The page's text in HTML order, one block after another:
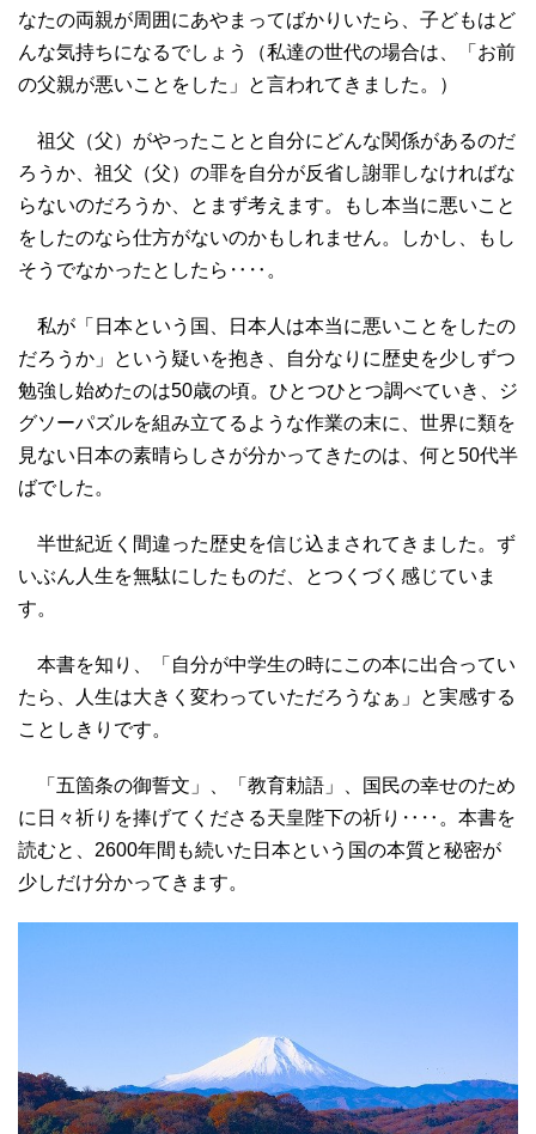
なたの両親が周囲にあやまってばかりいたら、子どもはど
んな気持ちになるでしょう（私達の世代の場合は、「お前
の父親が悪いことをした」と言われてきました。）
祖父（父）がやったことと自分にどんな関係があるのだ
ろうか、祖父（父）の罪を自分が反省し謝罪しなければな
らないのだろうか、とまず考えます。もし本当に悪いこと
をしたのなら仕方がないのかもしれません。しかし、もし
そうでなかったとしたら‥‥。
私が「日本という国、日本人は本当に悪いことをしたの
だろうか」という疑いを抱き、自分なりに歴史を少しずつ
勉強し始めたのは50歳の頃。ひとつひとつ調べていき、ジ
グソーパズルを組み立てるような作業の末に、世界に類を
見ない日本の素晴らしさが分かってきたのは、何と50代半
ばでした。
半世紀近く間違った歴史を信じ込まされてきました。ず
いぶん人生を無駄にしたものだ、とつくづく感じていま
す。
本書を知り、「自分が中学生の時にこの本に出合ってい
たら、人生は大きく変わっていただろうなぁ」と実感する
ことしきりです。
「五箇条の御誓文」、「教育勅語」、国民の幸せのため
に日々祈りを捧げてくださる天皇陛下の祈り‥‥。本書を
読むと、2600年間も続いた日本という国の本質と秘密が
少しだけ分かってきます。